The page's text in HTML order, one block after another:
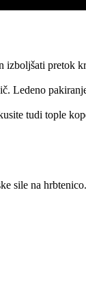
izboljšati pretok
Ledeno
tudi tople
sile na